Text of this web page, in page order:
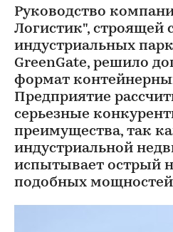
Руководство
Логистик", строящей
индустриальных
GreenGate, решило
формат
Предприятие
серьезные
преимущества, так
индустриальной
испытывает острый
подобных